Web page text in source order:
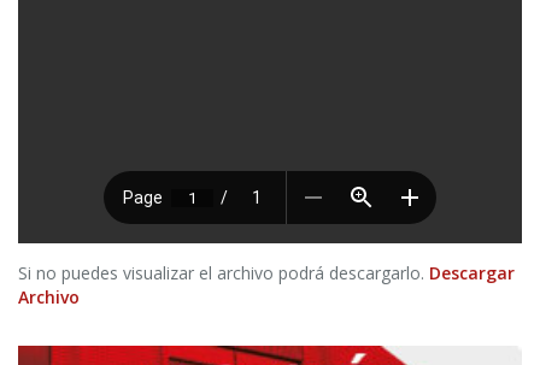
Si no puedes visualizar el archivo podrá descargarlo. Descargar
Archivo